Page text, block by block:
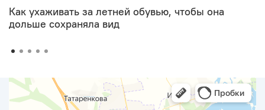
Как ухаживать за летней обувью, чтобы она
дольше сохраняла вид